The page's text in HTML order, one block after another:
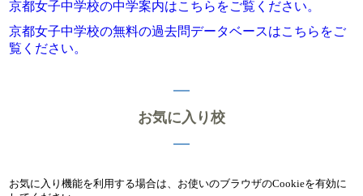
京都女子中学校の中学案内はこちらをご覧ください。
京都女子中学校の無料の過去問データベースはこちらをご
覧ください。
お気に入り校
お気に入り機能を利用する場合は、お使いのブラウザのCookieを有効に